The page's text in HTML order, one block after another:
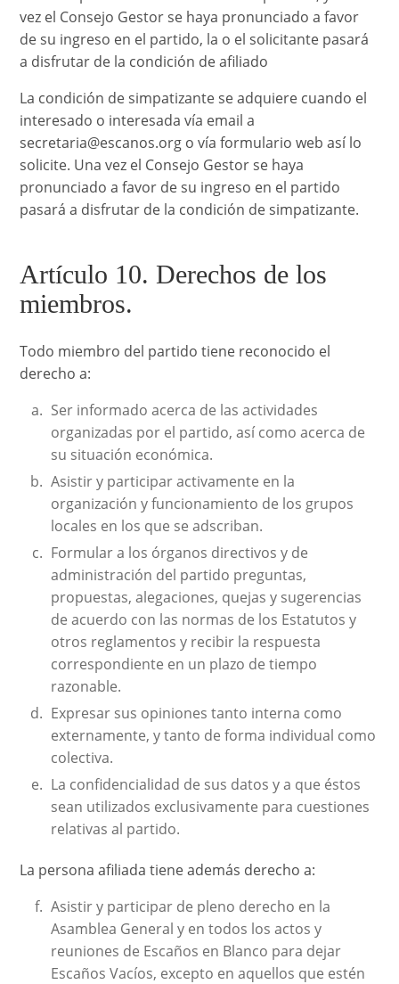
vez el Consejo Gestor se haya pronunciado a favor
de su ingreso en el partido, la o el solicitante pasará
a disfrutar de la condición de afiliado
La condición de simpatizante se adquiere cuando el
interesado o interesada vía email a
secretaria@escanos.org o vía formulario web así lo
solicite. Una vez el Consejo Gestor se haya
pronunciado a favor de su ingreso en el partido
pasará a disfrutar de la condición de simpatizante.
Artículo 10. Derechos de los
miembros.
Todo miembro del partido tiene reconocido el
derecho a:
Ser informado acerca de las actividades
organizadas por el partido, así como acerca de
su situación económica.
Asistir y participar activamente en la
organización y funcionamiento de los grupos
locales en los que se adscriban.
Formular a los órganos directivos y de
administración del partido preguntas,
propuestas, alegaciones, quejas y sugerencias
de acuerdo con las normas de los Estatutos y
otros reglamentos y recibir la respuesta
correspondiente en un plazo de tiempo
razonable.
Expresar sus opiniones tanto interna como
externamente, y tanto de forma individual como
colectiva.
La confidencialidad de sus datos y a que éstos
sean utilizados exclusivamente para cuestiones
relativas al partido.
La persona afiliada tiene además derecho a:
Asistir y participar de pleno derecho en la
Asamblea General y en todos los actos y
reuniones de Escaños en Blanco para dejar
Escaños Vacíos, excepto en aquellos que estén